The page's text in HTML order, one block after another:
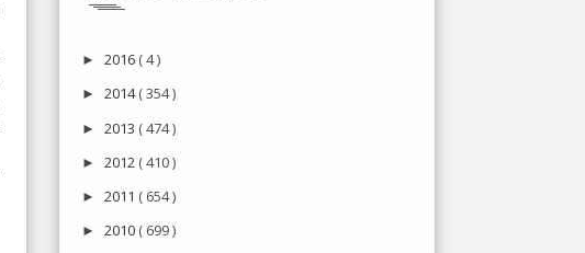
► 2016 ( 4 )
► 2014( 354 )
► 2013 ( 474 )
► 2012 ( 410 )
► 2011 ( 654 )
► 2010 ( 699 )